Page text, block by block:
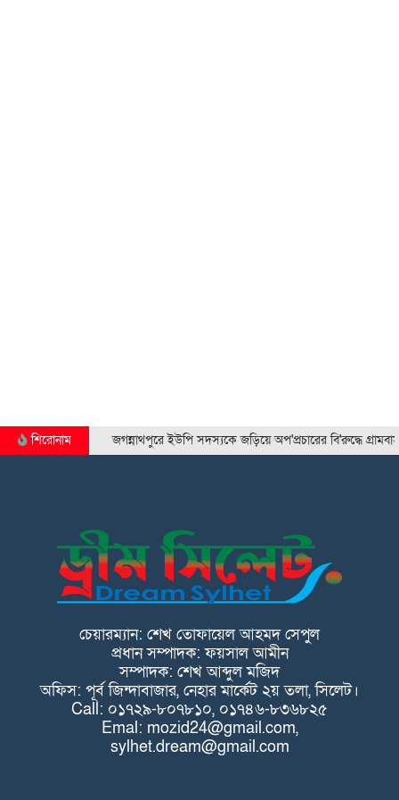
শিরোনাম জগন্নাথপুরে ইউপি সদস্যকে জড়িয়ে অপ'প্রচারের বি'রুদ্ধে গ্রামবাসীর
চেয়ারম্যান: শেখ তোফায়েল আহমদ সেপুল
প্রধান সম্পাদক: ফয়সাল আমীন
সম্পাদক: শেখ আব্দুল মজিদ
অফিস: পূর্ব জিন্দাবাজার, নেহার মার্কেট ২য় তলা, সিলেট।
Call: ০১৭২৯-৮০৭৮১০, ০১৭৪৬-৮৩৬৮২৫
Emal: mozid24@gmail.com,
sylhet.dream@gmail.com